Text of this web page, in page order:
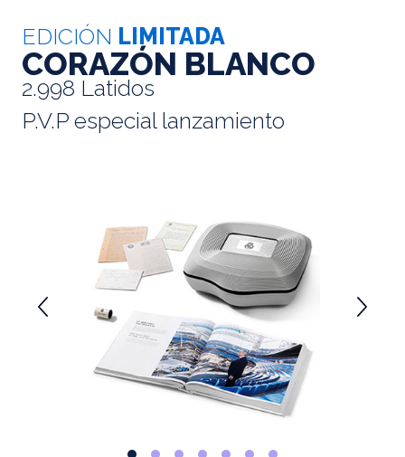
EDICIÓN LIMITADA
CORAZÓN BLANCO
2.998 Latidos
P.V.P especial lanzamiento